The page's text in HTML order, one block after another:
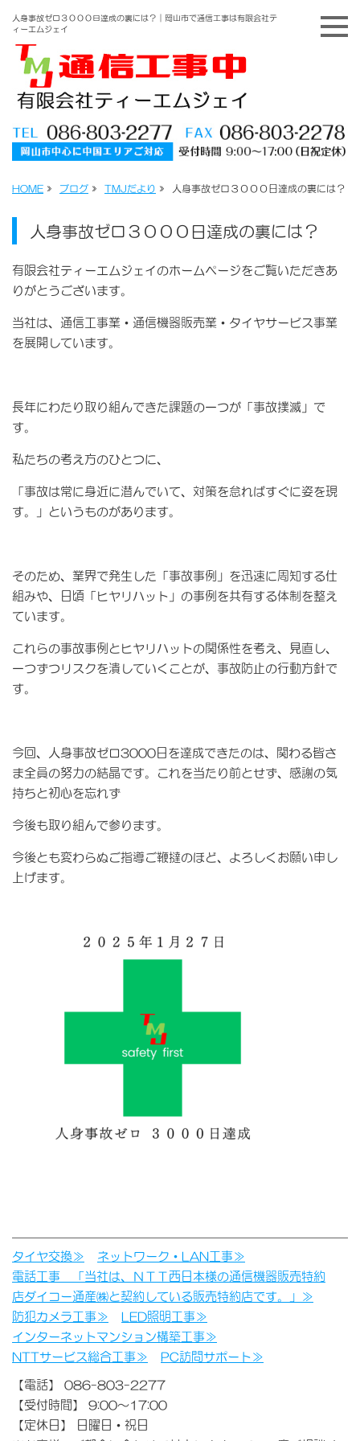
人身事故ゼロ３０００日達成の裏には？｜岡山市で通信工事は有限会社テ
ィーエムジェイ
HOME » ブログ » TMJだより » 人身事故ゼロ３０００日達成の裏には？
人身事故ゼロ３０００日達成の裏には？
有限会社ティーエムジェイのホームページをご覧いただきあ
りがとうございます。
当社は、通信工事業・通信機器販売業・タイヤサービス事業
を展開しています。
長年にわたり取り組んできた課題の一つが「事故撲滅」で
す。
私たちの考え方のひとつに、
「事故は常に身近に潜んでいて、対策を怠ればすぐに姿を現
す。」というものがあります。
そのため、業界で発生した「事故事例」を迅速に周知する仕
組みや、日頃「ヒヤリハット」の事例を共有する体制を整え
ています。
これらの事故事例とヒヤリハットの関係性を考え、見直し、
一つずつリスクを潰していくことが、事故防止の行動方針で
す。
今回、人身事故ゼロ3000日を達成できたのは、関わる皆さ
ま全員の努力の結晶です。これを当たり前とせず、感謝の気
持ちと初心を忘れず
今後も取り組んで参ります。
今後とも変わらぬご指導ご鞭撻のほど、よろしくお願い申し
上げます。
タイヤ交換≫
ネットワーク・LAN工事≫
電話工事 「当社は、ＮＴＴ西日本様の通信機器販売特約
店ダイコー通産㈱と契約している販売特約店です。」≫
防犯カメラ工事≫
LED照明工事≫
インターネットマンション構築工事≫
NTTサービス総合工事≫
PC訪問サポート≫
【電話】 086-803-2277
【受付時間】 9:00～17:00
【定休日】 日曜日・祝日